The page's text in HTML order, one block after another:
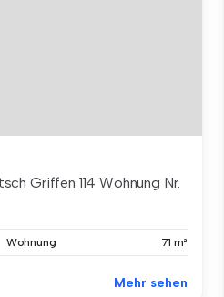
Griffen 114 Wohnung Nr.
Wohnung 71 m²
Mehr sehen